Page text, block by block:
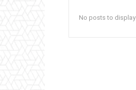
No posts to display